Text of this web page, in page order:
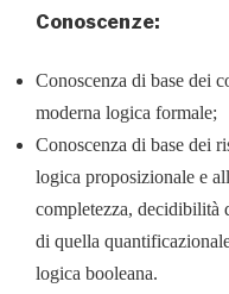
Conoscenze:
Conoscenza di base dei
moderna logica formale;
Conoscenza di base dei
logica proposizionale e
completezza, decidibilità
di quella
logica booleana.